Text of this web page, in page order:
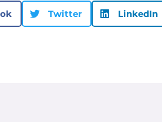
Twitter LinkedIn